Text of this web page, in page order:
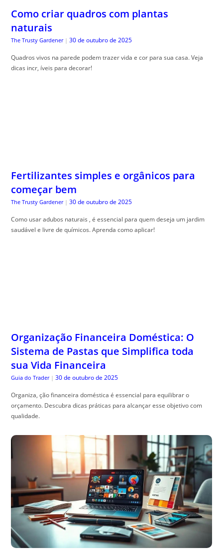
Como criar quadros com plantas
naturais
The Trusty Gardener | 30 de outubro de 2025
Quadros vivos na parede podem trazer vida e cor para sua casa. Veja
dicas incr, íveis para decorar!
Fertilizantes simples e orgânicos para
começar bem
The Trusty Gardener | 30 de outubro de 2025
Como usar adubos naturais , é essencial para quem deseja um jardim
saudável e livre de químicos. Aprenda como aplicar!
Organização Financeira Doméstica: O
Sistema de Pastas que Simplifica toda
sua Vida Financeira
Guia do Trader | 30 de outubro de 2025
Organiza, ção financeira doméstica é essencial para equilibrar o
orçamento. Descubra dicas práticas para alcançar esse objetivo com
qualidade.